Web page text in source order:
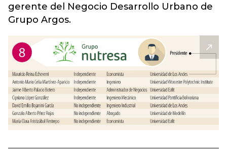
gerente del Negocio Desarrollo Urbano de
Grupo Argos.